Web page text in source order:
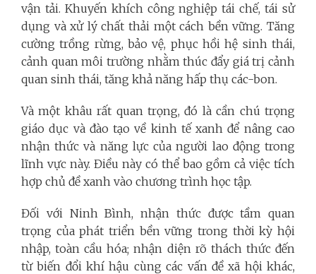
vận tải. Khuyến khích công nghiệp tái chế, tái sử
dụng và xử lý chất thải một cách bền vững. Tăng
cường trồng rừng, bảo vệ, phục hồi hệ sinh thái,
cảnh quan môi trường nhằm thúc đẩy giá trị cảnh
quan sinh thái, tăng khả năng hấp thụ các-bon.
Và một khâu rất quan trọng, đó là cần chú trọng
giáo dục và đào tạo về kinh tế xanh để nâng cao
nhận thức và năng lực của người lao động trong
lĩnh vực này. Điều này có thể bao gồm cả việc tích
hợp chủ đề xanh vào chương trình học tập.
Đối với Ninh Bình, nhận thức được tầm quan
trọng của phát triển bền vững trong thời kỳ hội
nhập, toàn cầu hóa; nhận diện rõ thách thức đến
từ biến đổi khí hậu cùng các vấn đề xã hội khác,